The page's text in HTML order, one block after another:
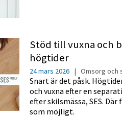
Stöd till vuxna och
högtider
24 mars 2026 | Omsorg och
Snart är det påsk.
och vuxna efter en
efter skilsmässa, SES.
som möjligt.